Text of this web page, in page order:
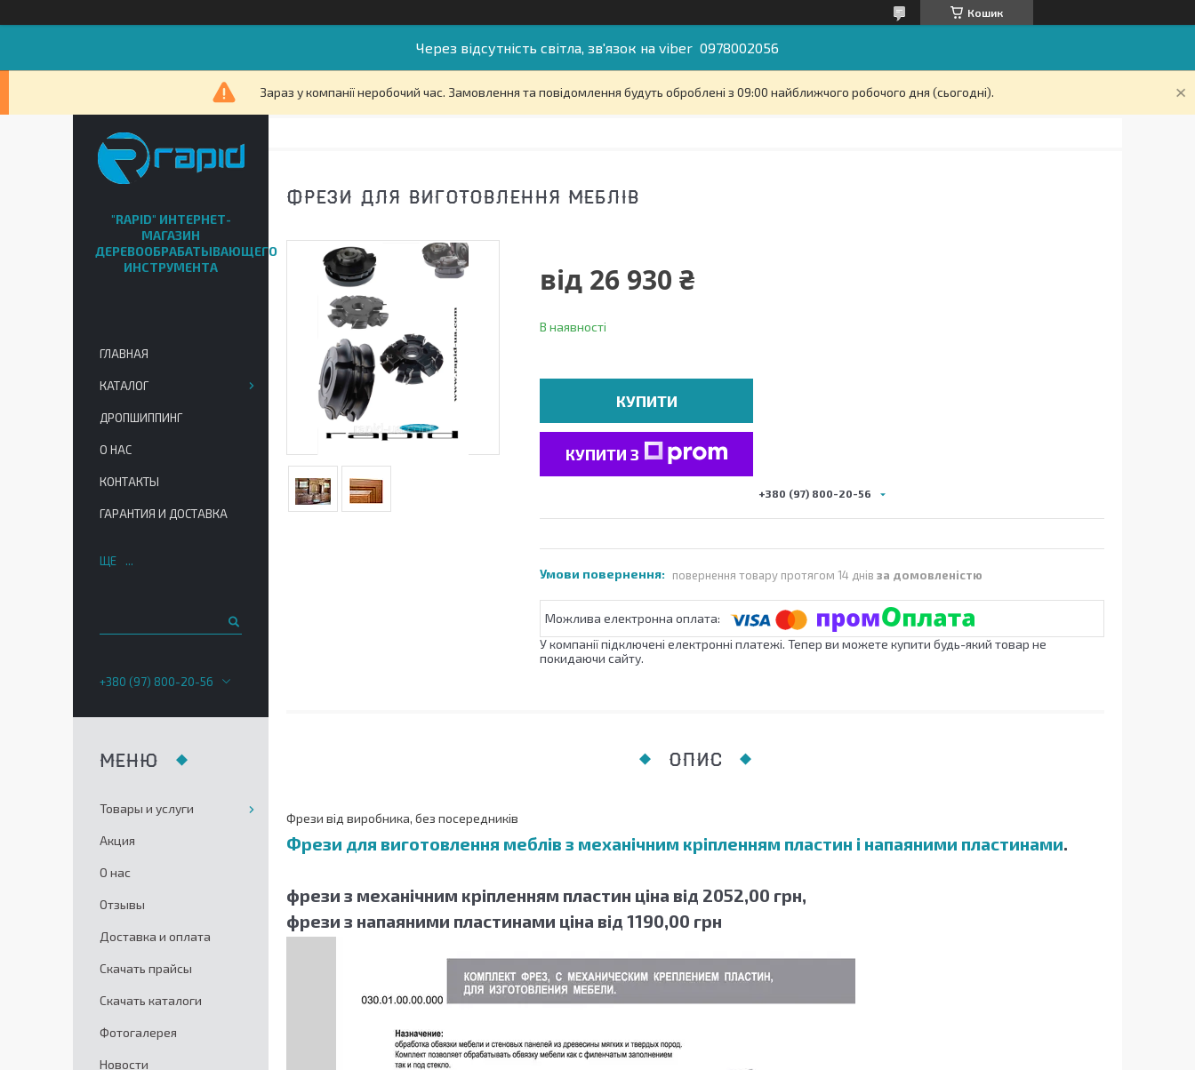
Кошик
Через відсутність світла, зв'язок на viber 0978002056
Зараз у компанії неробочий час. Замовлення та повідомлення будуть оброблені з 09:00 найближчого робочого дня (сьогодні).
ФРЕЗИ ДЛЯ ВИГОТОВЛЕННЯ МЕБЛІВ
від 26 930 ₴
В наявності
КУПИТИ
КУПИТИ З
+380 (97) 800-20-56
повернення товару протягом 14 днів за домовленістю
У компанії підключені електронні платежі. Тепер ви можете купити будь-який товар не
покидаючи сайту.
ОПИС
Фрези від виробника, без посередників
Фрези для виготовлення меблів з механічним кріпленням пластин і напаяними пластинами.
фрези з механічним кріпленням пластин ціна від 2052,00 грн,
фрези з напаяними пластинами ціна від 1190,00 грн
"RAPID" ИНТЕРНЕТ-
МАГАЗИН
ДЕРЕВООБРАБАТЫВАЮЩЕГО
ИНСТРУМЕНТА
ГЛАВНАЯ
КАТАЛОГ
ДРОПШИППИНГ
О НАС
КОНТАКТЫ
ГАРАНТИЯ И ДОСТАВКА
ЩЕ
+380 (97) 800-20-56
Товары и услуги
Акция
О нас
Отзывы
Доставка и оплата
Скачать прайсы
Скачать каталоги
Фотогалерея
Новости